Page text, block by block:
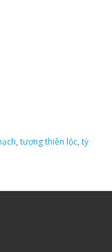
, tượng thiên lộc, tỳ